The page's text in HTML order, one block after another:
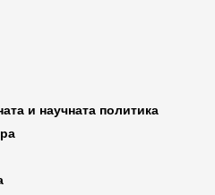
и научната политика